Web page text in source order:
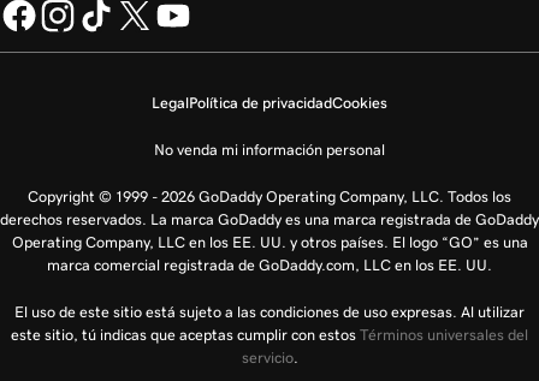
LegalPolítica de privacidadCookies
No venda mi información personal
Copyright © 1999 - 2026 GoDaddy Operating Company, LLC. Todos los
derechos reservados. La marca GoDaddy es una marca registrada de GoDaddy
Operating Company, LLC en los EE. UU. y otros países. El logo “GO” es una
marca comercial registrada de GoDaddy.com, LLC en los EE. UU.
El uso de este sitio está sujeto a las condiciones de uso expresas. Al utilizar
este sitio, tú indicas que aceptas cumplir con estos Términos universales del
servicio.